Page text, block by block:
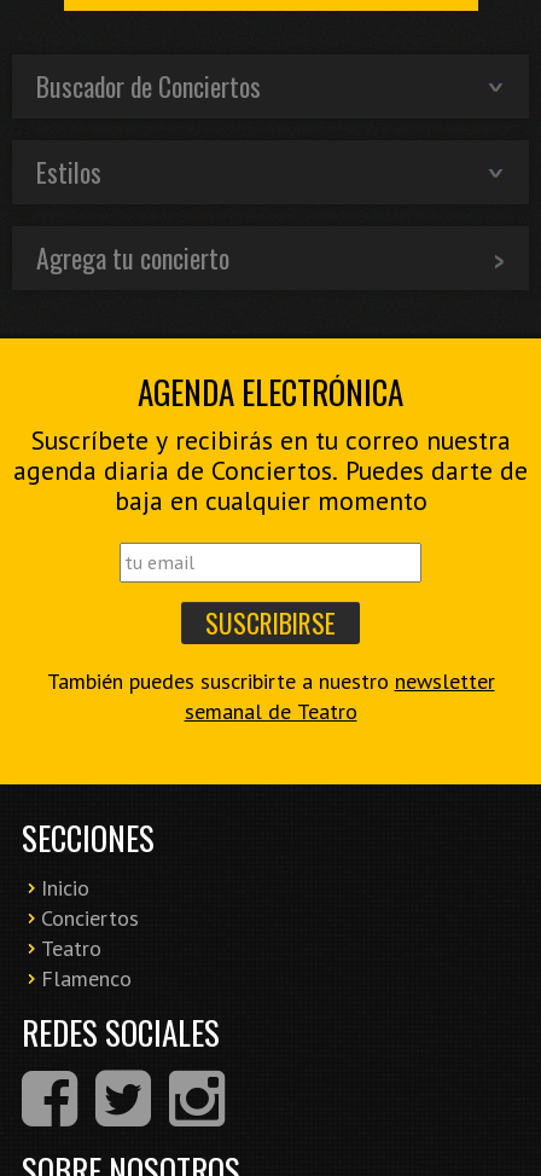
Buscador de Conciertos
Estilos
Agrega tu concierto
AGENDA ELECTRÓNICA
Suscríbete y recibirás en tu correo nuestra
agenda diaria de Conciertos. Puedes darte de
baja en cualquier momento
También puedes suscribirte a nuestro newsletter
semanal de Teatro
SECCIONES
Inicio
Conciertos
Teatro
Flamenco
REDES SOCIALES